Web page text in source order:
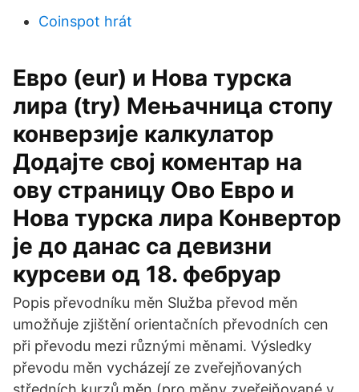
Coinspot hrát
Евро (eur) и Нова турска
лира (try) Мењачница стопу
конверзије калкулатор
Додајте свој коментар на
ову страницу Ово Евро и
Нова турска лира Конвертор
је до данас са девизни
курсеви од 18. фебруар
Popis převodníku měn Služba převod měn
umožňuje zjištění orientačních převodních cen
při převodu mezi různými měnami. Výsledky
převodu měn vycházejí ze zveřejňovaných